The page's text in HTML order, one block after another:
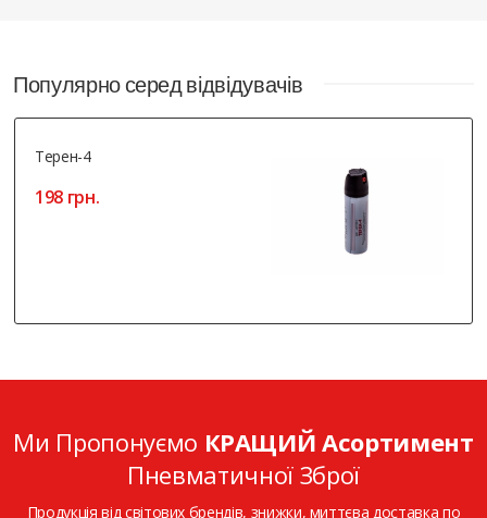
Популярно серед відвідувачів
Терен-4
198 грн.
Ми Пропонуємо КРАЩИЙ Асортимент
Пневматичної Зброї
Продукція від світових брендів, знижки, миттєва доставка по